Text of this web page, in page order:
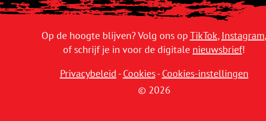
Op de hoogte blijven? Volg ons opTikTok, Instagram
of schrijf je in voor de digitale nieuwsbrief!
Privacybeleid-Cookies-Cookies-instellingen
© 2026